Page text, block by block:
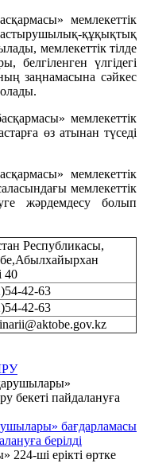
мемлекеттік
құқықтық
мемлекеттік тілде
белгіленген үлгідегі
заңнамасына сәйкес
мемлекеттік
өз атынан түседі
мемлекеттік
мемлекеттік
жәрдемдесу болып
Республикасы,
40
42-63
42-63
бағдарламасы
берілді